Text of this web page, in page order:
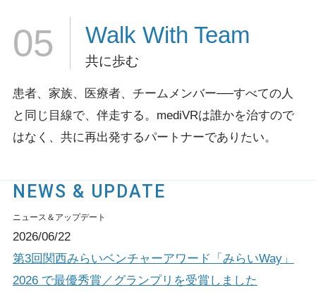
05 Walk With Team
共に歩む
患者、家族、医療者、チームメンバー──すべての人
と同じ目線で、伴走する。 mediVRは誰かを治すので
はなく、共に再出発するパートナーでありたい。
NEWS & UPDATE
ニュース＆アップデート
2026/06/22
第3回関西みらいベンチャーアワード「みらいWay」
2026 で最優秀賞／グランプリを受賞しました